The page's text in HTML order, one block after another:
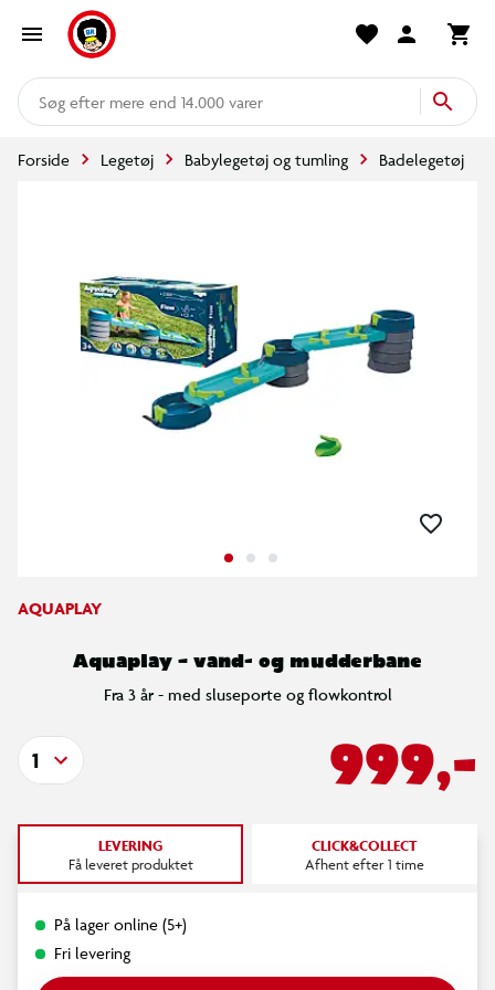
mere end 14.000 varer
Forside Legetøj Babylegetøj og tumling Badelegetøj
AQUAPLAY
Aquaplay – vand- og mudderbane
Fra 3 år - med sluseporte og flowkontrol
999,-
1
LEVERING
Få leveret produktet
CLICK&COLLECT
Afhent efter 1 time
På lager online (5+)
Fri levering